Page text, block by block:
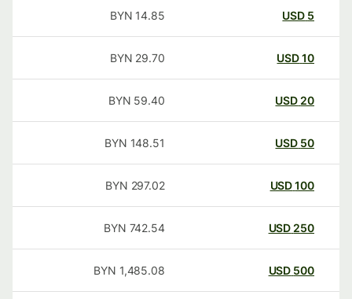
USD
14.85
BYN
USD
29.70
BYN
20
USD
59.40
BYN
50
USD
148.51
BYN
100
USD
297.02
BYN
250
USD
742.54
BYN
500
USD
1,485.08
BYN